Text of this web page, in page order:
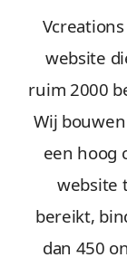
website
ruim 2000
Wij
een hoog
website
bereikt,
dan 450